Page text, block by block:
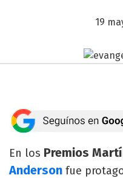
19
En los Premios
Anderson fue